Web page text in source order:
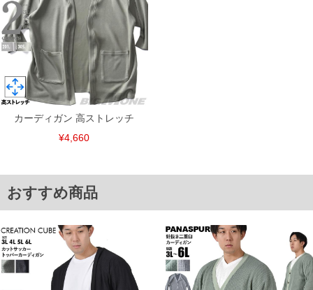
裾上げ料金は500円+税となります。
備考欄に股下●cmとご記入下さい。（裾上げ無料対象商品は1本につき税込6,000円以
上の品が対象。1本5,999円以下の商品は有料（500円+税）となります。）
出荷まで約1週間～20日間程お時間を頂く場合がございます。
尚、裾上げした商品は返品・交換不可となりますので、予めご了承下さい。
一部、お直しに対応出来ない商品がございます。(例：裾にファスナーや調節ひもが付
いている、極端なデザインが施されている等)
※商品によって若干のサイズの誤差がございます。また、お客様がご使用の環境（コ
ンピュータ画面）によって、商品の色味が若干異なる場合がございます。予めご了承
ください。
※当店での掲載商品は、実店鋪と在庫を共用しておりますので店頭での売り違い、店
舗からのお取り寄せ等により、お客様にご迷惑をお掛けしてしまう場合がございま
ITEM INTRODUCTION
カーディガン 高ストレッチ
¥4,660
おすすめ商品